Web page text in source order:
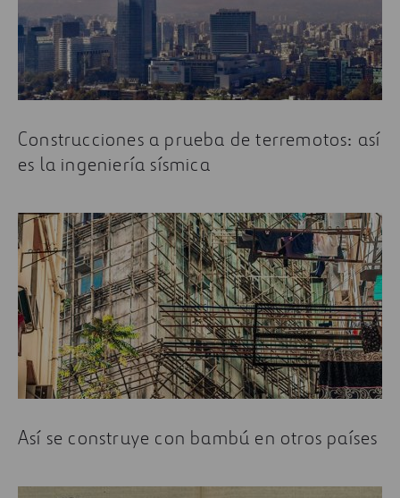
Construcciones a prueba de terremotos: así
es la ingeniería sísmica
Así se construye con bambú en otros países